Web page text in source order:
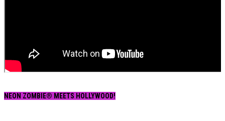
NEON ZOMBIE® MEETS HOLLYWOOD!